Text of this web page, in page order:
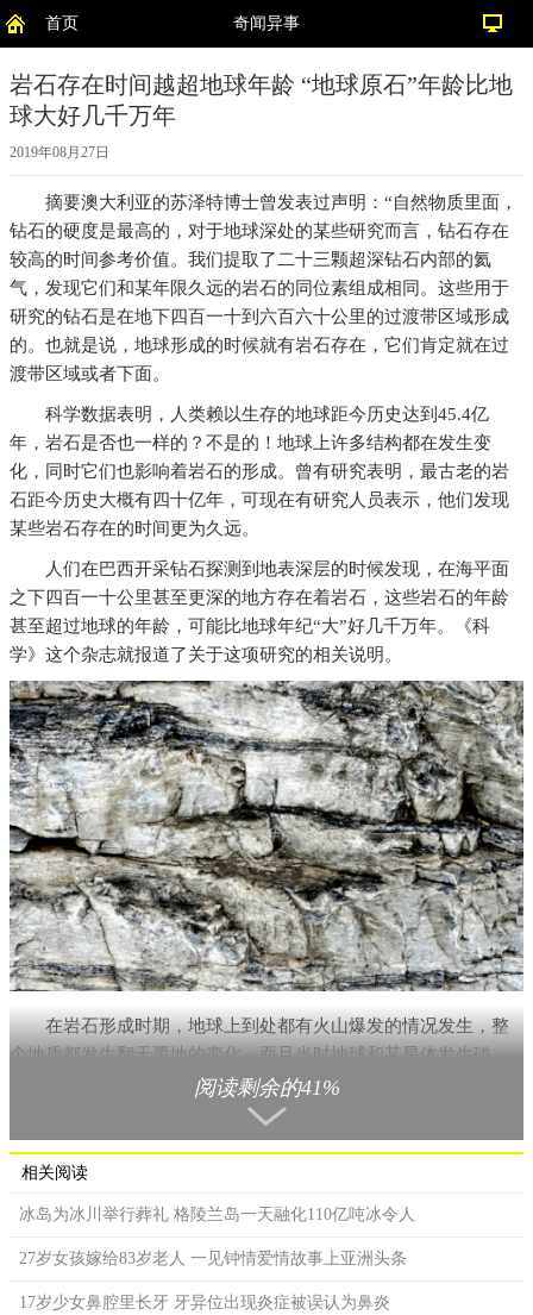
首页 奇闻异事
岩石存在时间越超地球年龄 “地球原石”年龄比地
球大好几千万年
2019年08月27日
摘要澳大利亚的苏泽特博士曾发表过声明：“自然物质里面，
钻石的硬度是最高的，对于地球深处的某些研究而言，钻石存在
较高的时间参考价值。我们提取了二十三颗超深钻石内部的氦
气，发现它们和某年限久远的岩石的同位素组成相同。这些用于
研究的钻石是在地下四百一十到六百六十公里的过渡带区域形成
的。也就是说，地球形成的时候就有岩石存在，它们肯定就在过
渡带区域或者下面。
科学数据表明，人类赖以生存的地球距今历史达到45.4亿
年，岩石是否也一样的？不是的！地球上许多结构都在发生变
化，同时它们也影响着岩石的形成。曾有研究表明，最古老的岩
石距今历史大概有四十亿年，可现在有研究人员表示，他们发现
某些岩石存在的时间更为久远。
人们在巴西开采钻石探测到地表深层的时候发现，在海平面
之下四百一十公里甚至更深的地方存在着岩石，这些岩石的年龄
甚至超过地球的年龄，可能比地球年纪“大”好几千万年。《科
学》这个杂志就报道了关于这项研究的相关说明。
在岩石形成时期，地球上到处都有火山爆发的情况发生，整
个地质都发生翻天覆地的变化，而且当时地球和某星体发生碰
撞，导致诸多碎片产生，碎片还停留在太空了，现在我们所知道
的月球其实就是当时的产物。地球的原始岩石演变到现在几乎都
不存在了，可是那个发现的海底岩石好像从地球存在的时候就存
在了，没有受到任何的影响。
从二十世纪八十年代开始，地幔深处的某些物质就被发现
些物质中的氦-4和氦-3的含量和比例跟远古时期的陨石非常相似。
通过对超深钻石的深入研究检测，科学家推断在地下深处有一种
阅读剩余的41%
相关阅读
冰岛为冰川举行葬礼 格陵兰岛一天融化110亿吨冰令人
27岁女孩嫁给83岁老人 一见钟情爱情故事上亚洲头条
17岁少女鼻腔里长牙 牙异位出现炎症被误认为鼻炎